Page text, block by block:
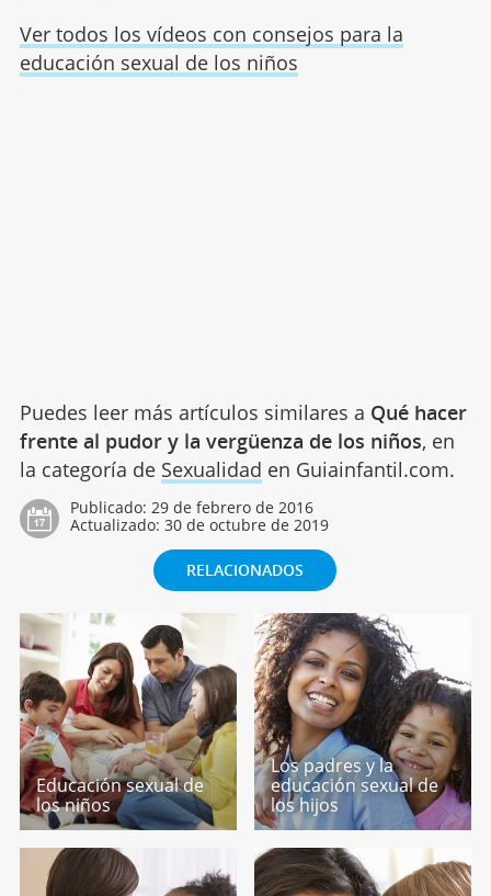
Ver todos los vídeos con consejos para la
educación sexual de los niños
Puedes leer más artículos similares a Qué hacer
frente al pudor y la vergüenza de los niños, en
la categoría de Sexualidad en Guiainfantil.com.
Publicado: 29 de febrero de 2016
Actualizado: 30 de octubre de 2019
RELACIONADOS
Educación sexual de
los niños
Los padres y la
educación sexual de
los hijos